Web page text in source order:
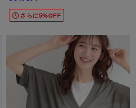
さらに5%OFF